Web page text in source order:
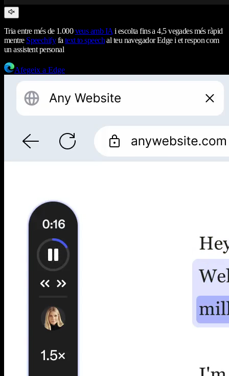
Tria entre més de 1.000veus amb IA i escolta fins a 4,5 vegades més ràpid
mentre Speechifyfa text to speechal teu navegador Edge i et respon com
un assistent personal
Afegeix a Edge